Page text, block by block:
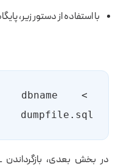
با استفاده از دستور زیر،
dbname <
dumpfile.sql